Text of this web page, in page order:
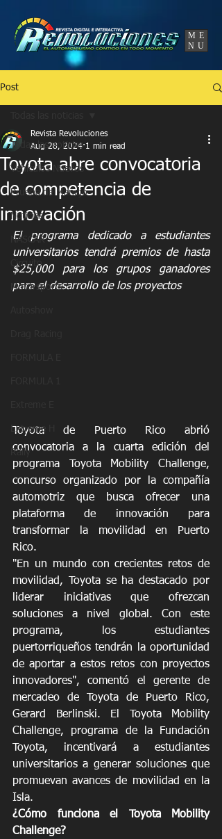
ME
NU
Post
Todas las noticias
Vehículos Nuevos
Prueba de Manejo
Noticias
NASCAR
Circuito
Motorsports
Extreme H
Rally
Toyota abre convocatoria
de competencia de
innovación
Revista Revoluciones
Aug 28, 2024 1 min read
El programa dedicado a estudiantes
universitarios tendrá premios de hasta
$25,000 para los grupos ganadores
para el desarrollo de los proyectos
Toyota de Puerto Rico abrió
convocatoria a la cuarta edición del
programa Toyota Mobility Challenge,
concurso organizado por la compañía
automotriz que busca ofrecer una
plataforma de innovación para
transformar la movilidad en Puerto
Rico.
"En un mundo con crecientes retos de
movilidad, Toyota se ha destacado por
liderar iniciativas que ofrezcan
soluciones a nivel global. Con este
programa, los estudiantes
puertorriqueños tendrán la oportunidad
de aportar a estos retos con proyectos
innovadores", comentó el gerente de
mercadeo de Toyota de Puerto Rico,
Gerard Berlinski. El Toyota Mobility
Challenge, programa de la Fundación
Toyota, incentivará a estudiantes
universitarios a generar soluciones que
promuevan avances de movilidad en la
Isla.
¿Cómo funciona el Toyota Mobility
Challenge?